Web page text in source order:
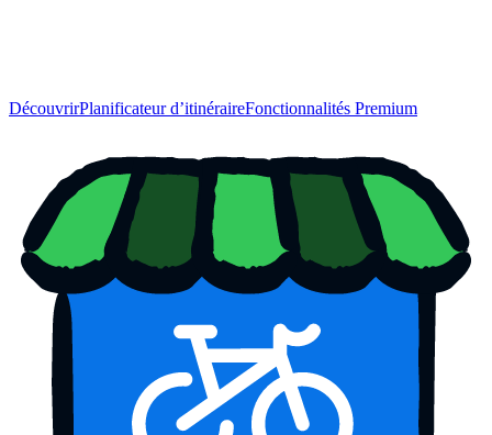
DécouvrirPlanificateur d’itinéraireFonctionnalités Premium